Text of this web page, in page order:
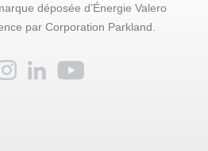
déposée d’Énergie Valero
par Corporation Parkland.